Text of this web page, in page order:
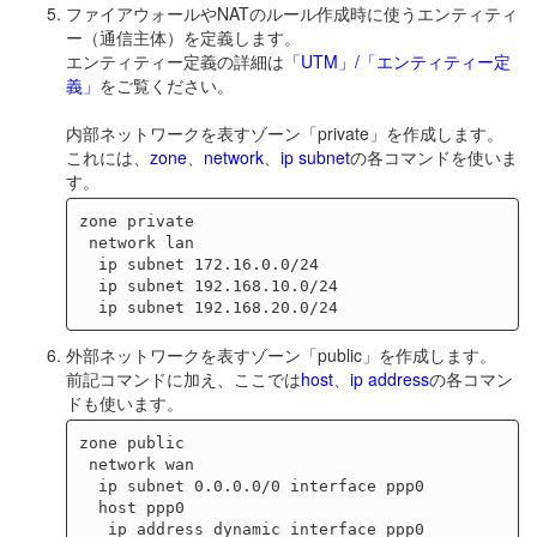
ファイアウォールやNATのルール作成時に使うエンティティ
ー（通信主体）を定義します。
エンティティー定義の詳細は 「UTM」/「エンティティー定
義」 をご覧ください。
内部ネットワークを表すゾーン「private」を作成します。
これには、 zone、 network、 ip subnetの各コマンドを使いま
す。
zone private
  ip subnet 192.168.20.0/24
外部ネットワークを表すゾーン「public」を作成します。
前記コマンドに加え、ここではhost、 ip addressの各コマン
ドも使います。
zone public